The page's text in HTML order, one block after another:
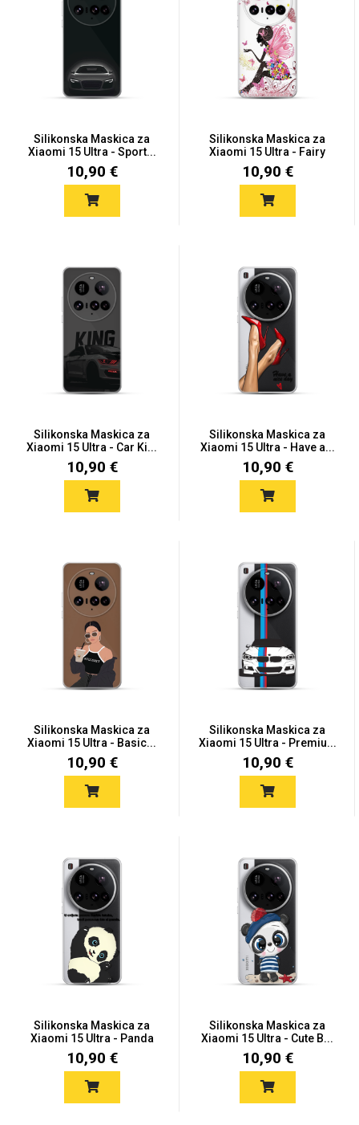
Silikonska Maskica za
Xiaomi 15 Ultra - Sport...
10,90 €
Silikonska Maskica za
Xiaomi 15 Ultra - Fairy
10,90 €
Silikonska Maskica za
Xiaomi 15 Ultra - Car Ki...
10,90 €
Silikonska Maskica za
Xiaomi 15 Ultra - Have a...
10,90 €
Silikonska Maskica za
Xiaomi 15 Ultra - Basic...
10,90 €
Silikonska Maskica za
Xiaomi 15 Ultra - Premiu...
10,90 €
Silikonska Maskica za
Xiaomi 15 Ultra - Panda
10,90 €
Silikonska Maskica za
Xiaomi 15 Ultra - Cute B...
10,90 €